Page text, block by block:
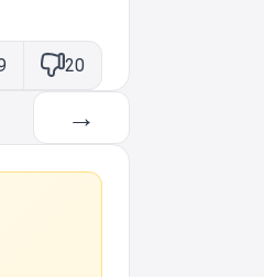
20
→